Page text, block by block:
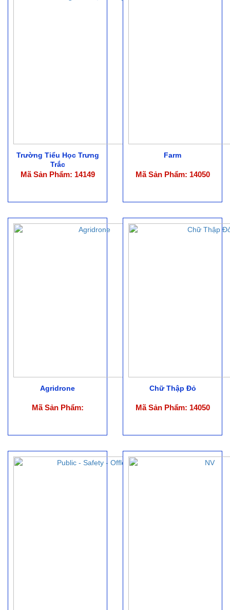
Trường Tiểu Học Trưng
Trắc
Mã Sản Phẩm: 14149
Farm
Mã Sản Phẩm: 14050
Agridrone
Mã Sản Phẩm:
Chữ Thập Đỏ
Mã Sản Phẩm: 14050